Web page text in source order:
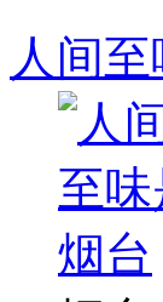
人间